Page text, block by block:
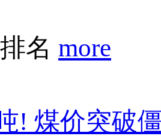
名 more
! 煤价突破